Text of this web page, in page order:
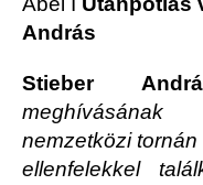
András
Stieber
meghívásának
nemzetközi
ellenfelekkel